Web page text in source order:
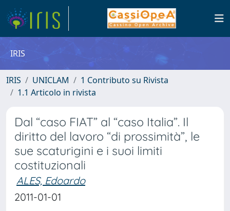
IRIS
IRIS UNICLAM
1 Contributo su Rivista
1.1 Articolo in rivista
Dal “caso FIAT” al “caso Italia”. Il
diritto del lavoro “di prossimità”, le
sue scaturigini e i suoi limiti
costituzionali
ALES, Edoardo
2011-01-01